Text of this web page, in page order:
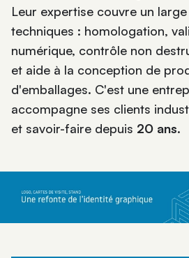
Leur expertise couvre un
techniques : homologation,
numérique, contrôle non
et aide à la conception de
d'emballages. C'est une
accompagne ses clients
et savoir-faire depuis 20 ans.